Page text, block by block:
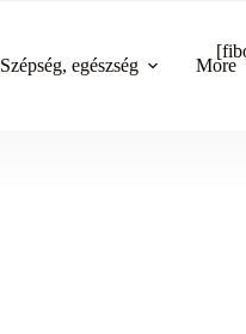
Szépség, egészség More